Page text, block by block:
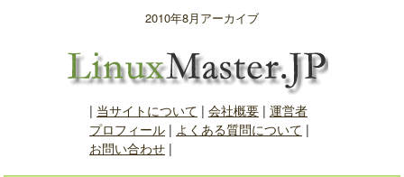
2010年8月アーカイブ
| 当サイトについて | 会社概要| 運営者
プロフィール| よくある質問について |
お問い合わせ|